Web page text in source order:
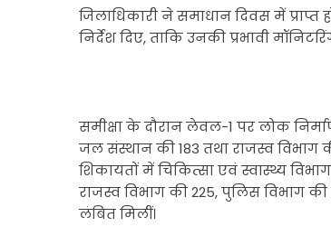
जिलाधिकारी ने समाधान दिवस में
निर्देश दिए, ताकि उनकी प्रभावी
समीक्षा के दौरान लेवल-1 पर लोक
जल संस्थान की 183 तथा राजस्व विभाग
शिकायतों में चिकित्सा एवं स्वास्थ्य
राजस्व विभाग की 225, पुलिस विभाग की
लंबित मिलीं।